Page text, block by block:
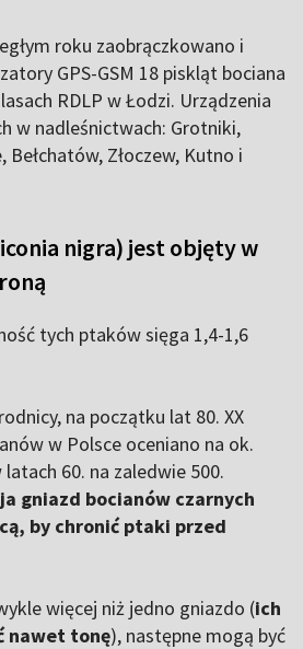
roku zaobrączkowano i
GPS-GSM 18 piskląt bociana
RDLP w Łodzi. Urządzenia
w nadleśnictwach: Grotniki,
Złoczew, Kutno i
nigra) jest objęty w
tych ptaków sięga 1,4-1,6
na początku lat 80. XX
w Polsce oceniano na ok.
60. na zaledwie 500.
gniazd bocianów czarnych
by chronić ptaki przed
więcej niż jedno gniazdo (ich
nawet tonę), następne mogą być